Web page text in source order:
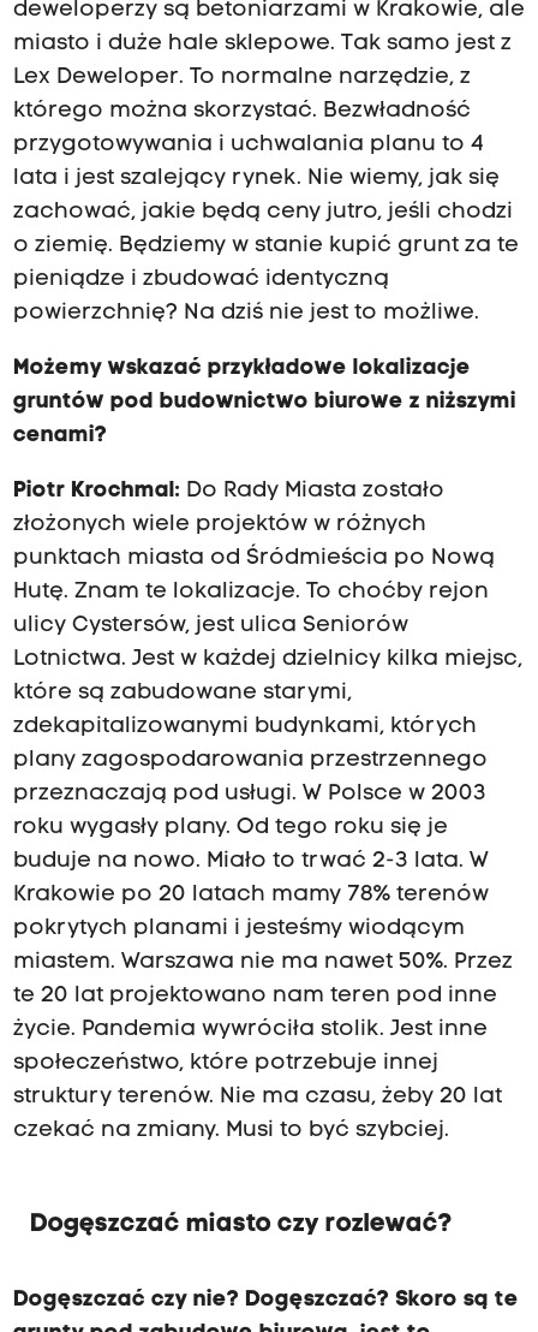
deweloperzy są betoniarzami w Krakowie, ale
miasto i duże hale sklepowe. Tak samo jest z
Lex Deweloper. To normalne narzędzie, z
którego można skorzystać. Bezwładność
przygotowywania i uchwalania planu to 4
lata i jest szalejący rynek. Nie wiemy, jak się
zachować, jakie będą ceny jutro, jeśli chodzi
o ziemię. Będziemy w stanie kupić grunt za te
pieniądze i zbudować identyczną
powierzchnię? Na dziś nie jest to możliwe.
Możemy wskazać przykładowe lokalizacje
gruntów pod budownictwo biurowe z niższymi
cenami?
Piotr Krochmal: Do Rady Miasta zostało
złożonych wiele projektów w różnych
punktach miasta od Śródmieścia po Nową
Hutę. Znam te lokalizacje. To choćby rejon
ulicy Cystersów, jest ulica Seniorów
Lotnictwa. Jest w każdej dzielnicy kilka miejsc,
które są zabudowane starymi,
zdekapitalizowanymi budynkami, których
plany zagospodarowania przestrzennego
przeznaczają pod usługi. W Polsce w 2003
roku wygasły plany. Od tego roku się je
buduje na nowo. Miało to trwać 2-3 lata. W
Krakowie po 20 latach mamy 78% terenów
pokrytych planami i jesteśmy wiodącym
miastem. Warszawa nie ma nawet 50%. Przez
te 20 lat projektowano nam teren pod inne
życie. Pandemia wywróciła stolik. Jest inne
społeczeństwo, które potrzebuje innej
struktury terenów. Nie ma czasu, żeby 20 lat
czekać na zmiany. Musi to być szybciej.
Dogęszczać miasto czy rozlewać?
Dogęszczać czy nie? Dogęszczać? Skoro są te